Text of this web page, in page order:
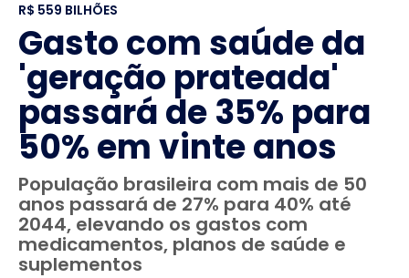
R$ 559 BILHÕES
Gasto com saúde da
'geração prateada'
passará de 35% para
50% em vinte anos
População brasileira com mais de 50
anos passará de 27% para 40% até
2044, elevando os gastos com
medicamentos, planos de saúde e
suplementos